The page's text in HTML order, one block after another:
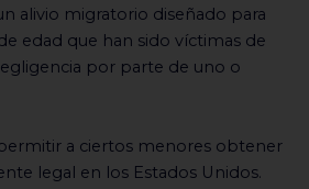
alivio migratorio diseñado para
edad que han sido víctimas de
por parte de uno o
a ciertos menores obtener
legal en los Estados Unidos.